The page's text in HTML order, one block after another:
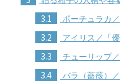
3.1 ポーチュラカ
3.2 アイリス／「優
3.3 チューリップ
3.4 バラ（薔薇）